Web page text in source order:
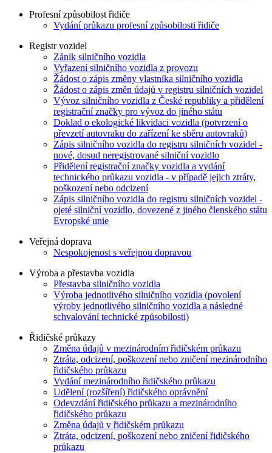
Profesní způsobilost řidiče
Vydání průkazu profesní způsobilosti řidiče
Registr vozidel
Zánik silničního vozidla
Vyřazení silničního vozidla z provozu
Žádost o zápis změny vlastníka silničního vozidla
Žádost o zápis změn údajů v registru silničních vozidel
Vývoz silničního vozidla z České republiky a přidělení
registrační značky pro vývoz do jiného státu
Doklad o ekologické likvidaci vozidla (potvrzení o
převzetí autovraku do zařízení ke sběru autovraků)
Zápis silničního vozidla do registru silničních vozidel -
nové, dosud neregistrované silniční vozidlo
Přidělení registrační značky vozidla a vydání
technického průkazu vozidla - v případě jejich ztráty,
poškození nebo odcizení
Zápis silničního vozidla do registru silničních vozidel -
ojeté silniční vozidlo, dovezené z jiného členského státu
Evropské unie
Veřejná doprava
Nespokojenost s veřejnou dopravou
Výroba a přestavba vozidla
Přestavba silničního vozidla
Výroba jednotlivého silničního vozidla (povolení
výroby jednotlivého silničního vozidla a následné
schvalování technické způsobilosti)
Řidičské průkazy
Změna údajů v mezinárodním řidičském průkazu
Ztráta, odcizení, poškození nebo zničení mezinárodního
řidičského průkazu
Vydání mezinárodního řidičského průkazu
Udělení (rozšíření) řidičského oprávnění
Odevzdání řidičského průkazu a mezinárodního
řidičského průkazu
Změna údajů v řidičském průkazu
Ztráta, odcizení, poškození nebo zničení řidičského
průkazu